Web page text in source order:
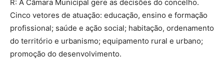
R: A Câmara Municipal gere as decisões do concelho.
Cinco vetores de atuação: educação, ensino e formação
profissional; saúde e ação social; habitação, ordenamento
do território e urbanismo; equipamento rural e urbano;
promoção do desenvolvimento.